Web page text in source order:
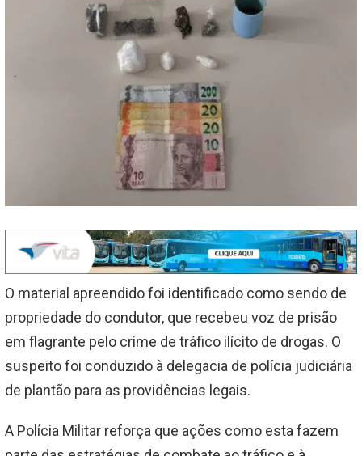
O material apreendido foi identificado como sendo de
propriedade do condutor, que recebeu voz de prisão
em flagrante pelo crime de tráfico ilícito de drogas. O
suspeito foi conduzido à delegacia de polícia judiciária
de plantão para as providências legais.
A Polícia Militar reforça que ações como esta fazem